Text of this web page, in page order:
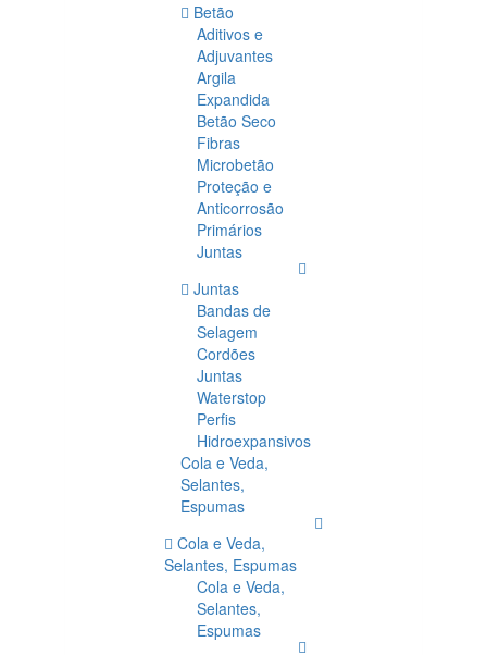
Betão
Aditivos e
Adjuvantes
Argila
Expandida
Betão Seco
Fibras
Microbetão
Proteção e
Anticorrosão
Primários
Juntas
Juntas
Bandas de
Selagem
Cordões
Juntas
Waterstop
Perfis
Hidroexpansivos
Cola e Veda,
Selantes,
Espumas
Cola e Veda,
Selantes, Espumas
Cola e Veda,
Selantes,
Espumas